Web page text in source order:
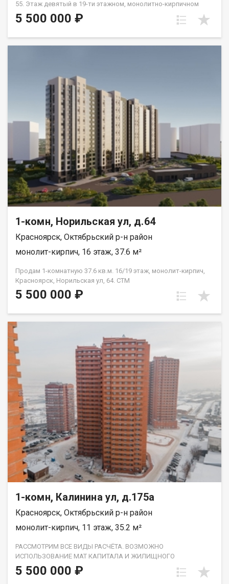
55. Этаж девятый в 19-ти этажном, монолитно-кирпичном
доме. Общая площадь- 33.7 кв.м., кухня-гостиная-14,6 кв.м.,
спальня--10,3 кв.м. Предчистовая отделка от застройщика.
Благоустроенная набережная протяженностью 1450 метров
вдоль реки Енисей и 500 метров вдоль реки Базаиха с
организованными спусками к воде и остановкой речного
пассажирского транспорта возле ледовой арены. Сеть
пешеходных и велосипедно-роликовых дорожек по всему
району. Бесшумные современные лифты. Наземные
автостоянки на 175 и 297 машино-мест.
5 500 000 ₽
1-комн, Норильская ул, д.64
Красноярск, Октябрьский р-н район
монолит-кирпич, 16 этаж, 37.6 м²
Продам 1-комнатную 37.6 кв.м. 16/19 этаж, монолит-кирпич,
Красноярск, Норильская ул, 64. СТМ
5 500 000 ₽
1-комн, Калинина ул, д.175а
Красноярск, Октябрьский р-н район
монолит-кирпич, 11 этаж, 35.2 м²
РАССМОТРИМ ВСЕ ВИДЫ РАСЧЁТА. ВОЗМОЖНО
ИСПОЛЬЗОВАНИЕ МАТ КАПИТАЛА И ЖИЛИЩНОГО
СЕРТИФИКАТА. ПОЛНОЕ ЮР СОПРОВОЖДЕНИЕ СДЕЛКИ.
ПОМОЩЬ В ОФОРМЛЕНИИ ИПОТЕКИ. Продам 1-комнатную 35.2
5 500 000 ₽